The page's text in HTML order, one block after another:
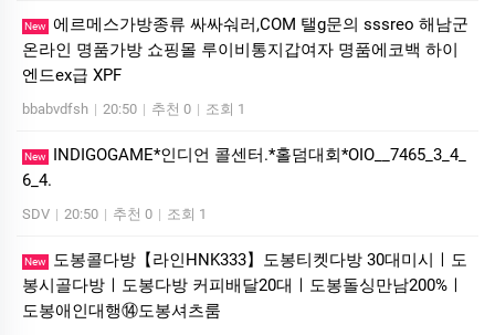
New 에르메스가방종류 싸싸숴러,COM 탤g문의 sssreo 해남군
온라인 명품가방 쇼핑몰 루이비통지갑여자 명품에코백 하이
엔드ex급 XPF
bbabvdfsh | 20:50 | 추천 0 | 조회 1
New
INDIGOGAME*인디언 콜센터.*홀덤대회*OIO__7465_3_4_
6_4.
SDV | 20:50 | 추천 0 | 조회 1
New
도봉콜다방【라인HNK333】도봉티켓다방 30대미시ㅣ도
봉시골다방ㅣ도봉다방 커피배달20대ㅣ도봉돌싱만남200%ㅣ
도봉애인대행⑭도봉셔츠룸